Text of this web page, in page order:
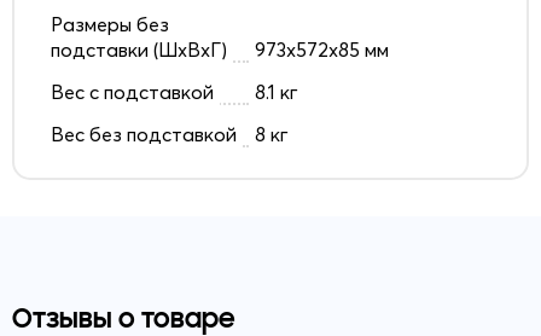
Размеры без
подставки (ШxВxГ)
973x572x85 мм
Вес с подставкой
8.1 кг
Вес без подставкой
8 кг
Отзывы о товаре